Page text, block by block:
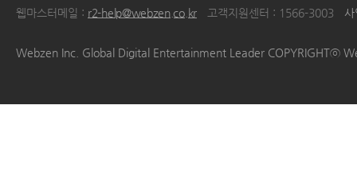
웹마스터메일 : r2-help@webzen.co.kr 고객지원센터 : 1566-3003
Webzen Inc. Global Digital Entertainment Leader COPYRIGHTⓒ